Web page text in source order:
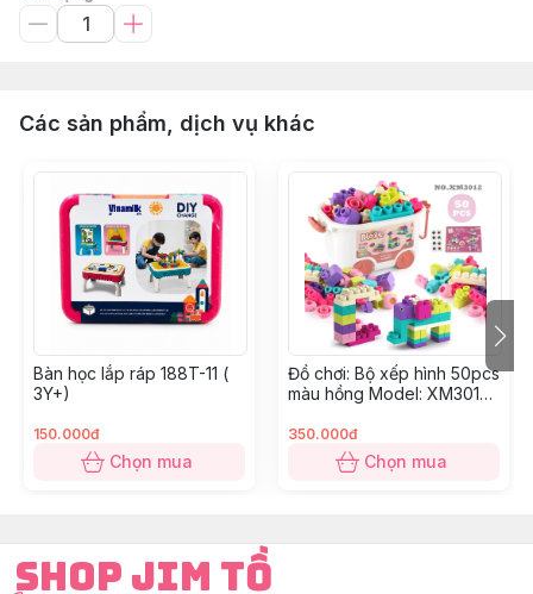
Các sản phẩm, dịch vụ khác
Bàn học lắp ráp 188T-11 (
3Y+)
150.000đ
Chọn mua
Đồ chơi: Bộ xếp hình 50pcs
màu hồng Model: XM3012
350.000đ
Chọn mua
Shop Jim Tồ